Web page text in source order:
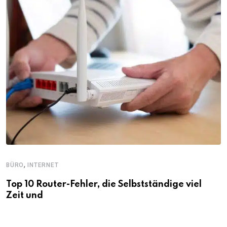
BÜRO, INTERNET
Top 10 Router-Fehler, die Selbstständige viel
Zeit und